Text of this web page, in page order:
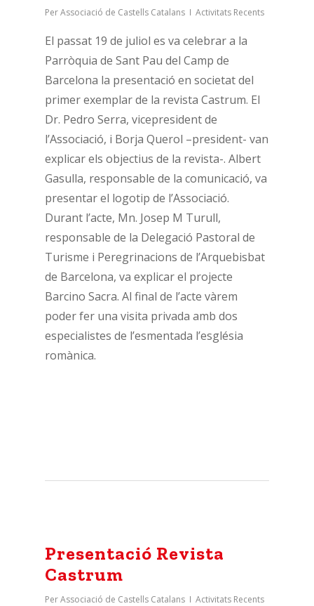
PerAssociació de Castells Catalans Activitats Recents
El passat 19 de juliol es va celebrar a la
Parròquia de Sant Pau del Camp de
Barcelona la presentació en societat del
primer exemplar de la revista Castrum. El
Dr. Pedro Serra, vicepresident de
l’Associació, i Borja Querol –president- van
explicar els objectius de la revista-. Albert
Gasulla, responsable de la comunicació, va
presentar el logotip de l’Associació.
Durant l’acte, Mn. Josep M Turull,
responsable de la Delegació Pastoral de
Turisme i Peregrinacions de l’Arquebisbat
de Barcelona, va explicar el projecte
Barcino Sacra. Al final de l’acte vàrem
poder fer una visita privada amb dos
especialistes de l’esmentada l’església
romànica.
Presentació Revista
Castrum
PerAssociació de Castells Catalans Activitats Recents